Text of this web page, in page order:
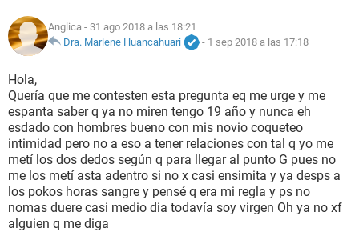
NUTRICIÓN
BIENESTAR
SEXUALIDAD
GLOSARIO
Anglica - 31 ago 2018 a las 18:21
Dra. Marlene Huancahuari
- 1 sep 2018 a las 17:18
Hola,
Quería que me contesten esta pregunta eq me urge y me
espanta saber q ya no miren tengo 19 año y nunca eh
esdado con hombres bueno con mis novio coqueteo
intimidad pero no a eso a tener relaciones con tal q yo me
metí los dos dedos según q para llegar al punto G pues no
me los metí asta adentro si no x casi ensimita y ya desps a
los pokos horas sangre y pensé q era mi regla y ps no
nomas duere casi medio dia todavía soy virgen Oh ya no xf
alguien q me diga